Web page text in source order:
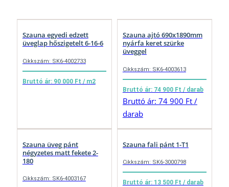
Szauna egyedi edzett
üveglap hőszigetelt 6-16-6
Cikkszám: SK6-4002733
Bruttó ár: 90 000 Ft / m2
Szauna ajtó 690x1890mm
nyárfa keret szürke
üveggel
Cikkszám: SK6-4003613
Bruttó ár: 74 900 Ft / darab
Bruttó ár: 74 900 Ft /
darab
Szauna üveg pánt
négyzetes matt fekete 2-
180
Cikkszám: SK6-4003167
Szauna fali pánt 1-T1
Cikkszám: SK6-3000798
Bruttó ár: 13 500 Ft / darab